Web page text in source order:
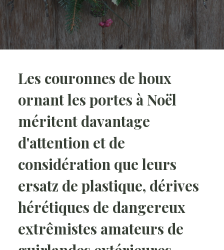
Les couronnes de houx
ornant les portes à Noël
méritent davantage
d'attention et de
considération que leurs
ersatz de plastique, dérives
hérétiques de dangereux
extrêmistes amateurs de